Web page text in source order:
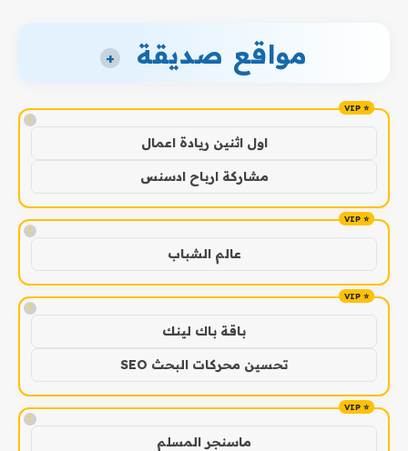
مواقع صديقة +
!
اول اثنين ريادة اعمال
مشاركة ارباح ادسنس
!
عالم الشباب
!
باقة باك لينك
تحسين محركات البحث SEO
!
ماسنجر المسلم